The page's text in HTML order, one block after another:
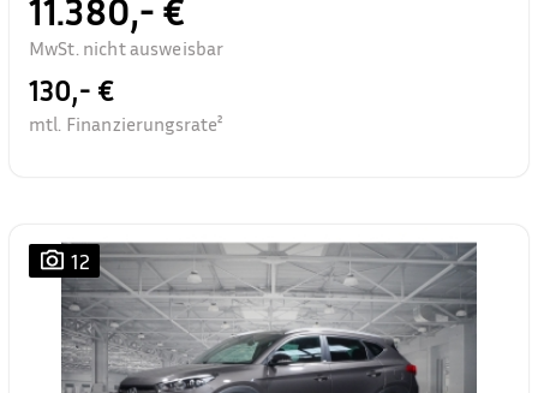
11.380,- €
MwSt. nicht ausweisbar
130,- €
mtl. Finanzierungsrate²
12